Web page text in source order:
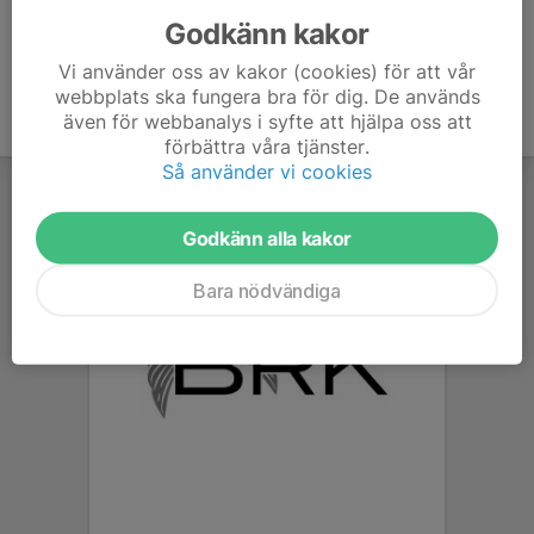
Godkänn kakor
Vi använder oss av kakor (cookies) för att vår
webbplats ska fungera bra för dig. De används
även för webbanalys i syfte att hjälpa oss att
förbättra våra tjänster.
Så använder vi cookies
Godkänn alla kakor
Bara nödvändiga